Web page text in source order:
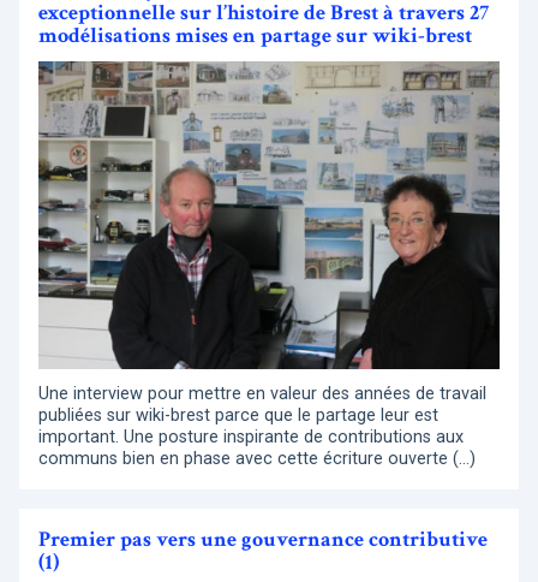
exceptionnelle sur l’histoire de Brest à travers 27
modélisations mises en partage sur wiki-brest
Une interview pour mettre en valeur des années de travail
publiées sur wiki-brest parce que le partage leur est
important. Une posture inspirante de contributions aux
communs bien en phase avec cette écriture ouverte (…)
Premier pas vers une gouvernance contributive
(1)